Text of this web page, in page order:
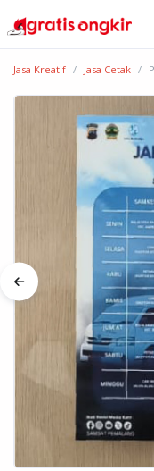
Jasa Kreatif Jasa Cetak